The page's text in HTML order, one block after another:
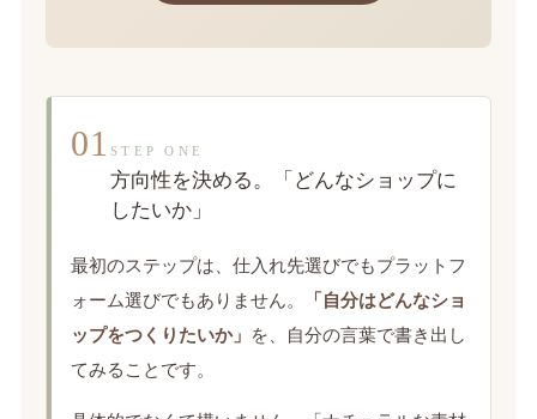
01 STEP ONE
方向性を決める。「どんなショップに
したいか」
最初のステップは、仕入れ先選びでもプラットフ
ォーム選びでもありません。
「自分はどんなショ
ップをつくりたいか」 を、自分の言葉で書き出し
てみることです。